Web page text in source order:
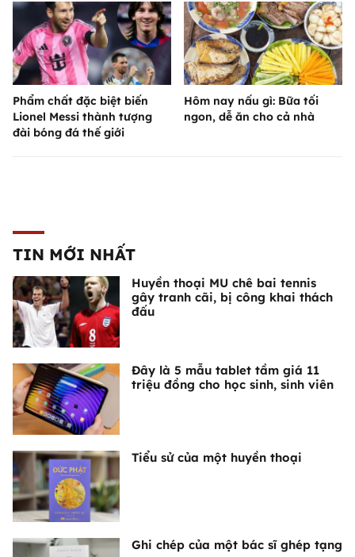
Phẩm chất đặc biệt biến
Lionel Messi thành tượng
đài bóng đá thế giới
Hôm nay nấu gì: Bữa tối
ngon, dễ ăn cho cả nhà
TIN MỚI NHẤT
Huyền thoại MU chê bai tennis
gây tranh cãi, bị công khai thách
đấu
Đây là 5 mẫu tablet tầm giá 11
triệu đồng cho học sinh, sinh viên
Tiểu sử của một huyền thoại
Ghi chép của một bác sĩ ghép tạng